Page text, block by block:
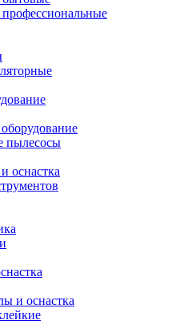
пылесосы
оснастка
и оснастка